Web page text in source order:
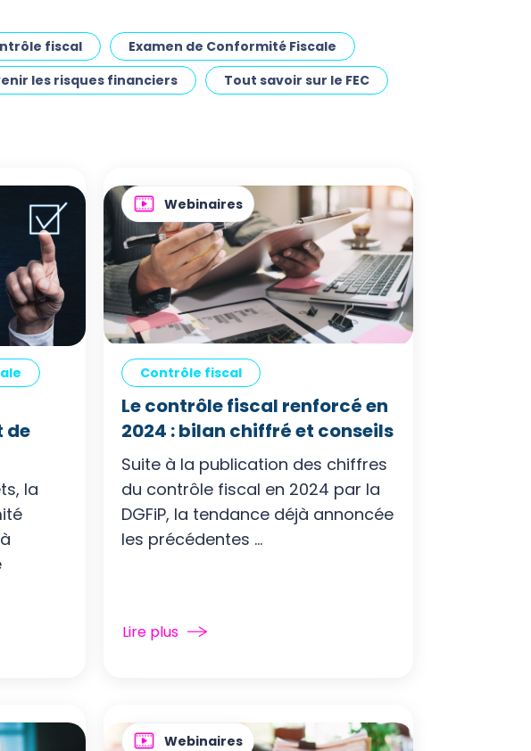
fiscal
Examen de Conformité Fiscale
les risques financiers Tout savoir sur le FEC
de
la
Webinaires
Contrôle fiscal
Le contrôle fiscal renforcé en
2024 : bilan chiffré et conseils
Suite à la publication des chiffres
du contrôle fiscal en 2024 par la
DGFiP, la tendance déjà annoncée
les précédentes ...
Lire plus
Webinaires